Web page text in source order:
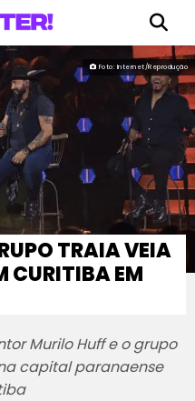
Foto: Internet/Reprodução
TRAIA VEIA
CURITIBA EM
Murilo Huff e o grupo
capital paranaense